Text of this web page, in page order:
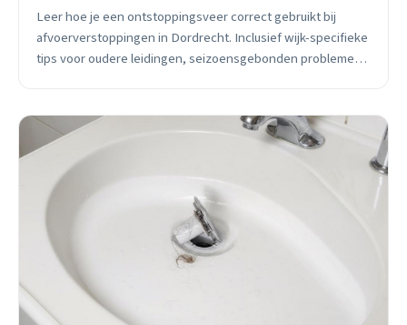
Leer hoe je een ontstoppingsveer correct gebruikt bij
afvoerverstoppingen in Dordrecht. Inclusief wijk-specifieke
tips voor oudere leidingen, seizoensgebonden problemen